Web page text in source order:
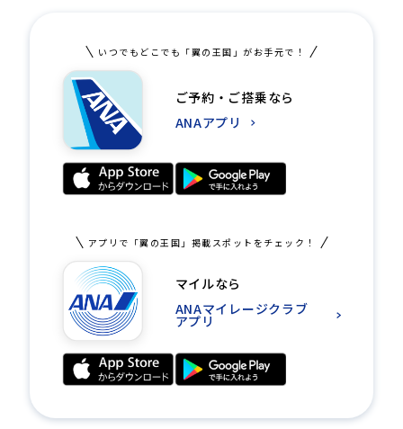
いつでもどこでも「翼の王国」がお手元で！
ご予約・ご搭乗なら
ANAアプリ
アプリで「翼の王国」掲載スポットをチェック！
マイルなら
ANAマイレージクラブ
アプリ